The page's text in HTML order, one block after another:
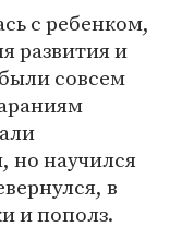
с ребенком,
развития и
совсем
но научился
в
и пополз.